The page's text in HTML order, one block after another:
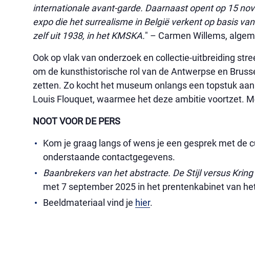
internationale avant-garde. Daarnaast opent op 15
expo die het surrealisme in België verkent op basis
zelf uit 1938, in het KMSKA." – Carmen Willems,
Ook op vlak van onderzoek en collectie-uitbreiding
om de kunsthistorische rol van de Antwerpse en
zetten. Zo kocht het museum onlangs een topstuk
Louis Flouquet, waarmee het deze ambitie voortzet.
NOOT VOOR DE PERS
Kom je graag langs of wens je een gesprek met de
onderstaande contactgegevens.
Baanbrekers van het abstracte. De Stijl versus
met 7 september 2025 in het prentenkabinet van
Beeldmateriaal vind je hier.